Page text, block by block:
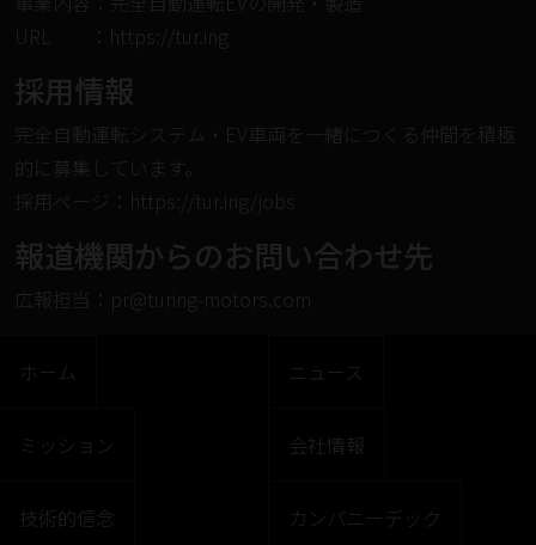
URL ： https://tur.ing
採⽤情報
完全⾃動運転システム・EV⾞両を⼀緒につくる仲間を積極
的に募集しています。
採⽤ページ： https://tur.ing/jobs
報道機関からのお問い合わせ先
広報担当：pr@turing-motors.com
ホーム
ミッション
技術的信念
ニュース
会社情報
カンパニーデック